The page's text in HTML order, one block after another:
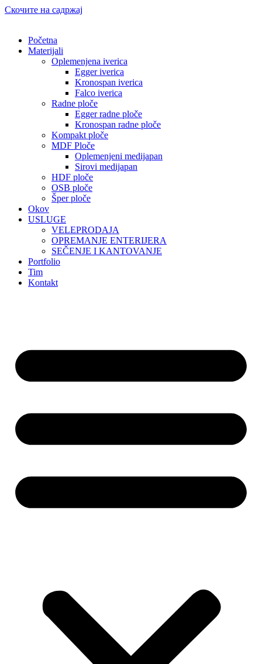
Скочите на садржај
Početna
Materijali
Oplemenjena iverica
Egger iverica
Kronospan iverica
Falco iverica
Radne ploče
Egger radne ploče
Kronospan radne ploče
Kompakt ploče
MDF Ploče
Oplemenjeni medijapan
Sirovi medijapan
HDF ploče
OSB ploče
Šper ploče
Okov
USLUGE
VELEPRODAJA
OPREMANJE ENTERIJERA
SEČENJE I KANTOVANJE
Portfolio
Tim
Kontakt